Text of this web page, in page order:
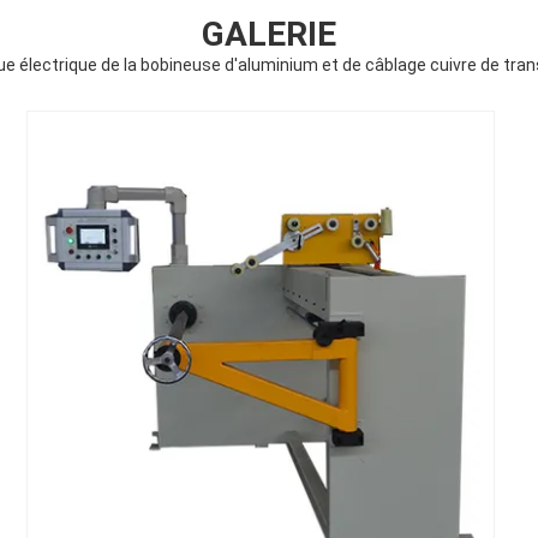
GALERIE
électrique de la bobineuse d'aluminium et de câblage cuivre de